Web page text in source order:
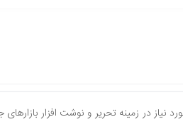
نیاز در زمینه تحریر و نوشت افزار